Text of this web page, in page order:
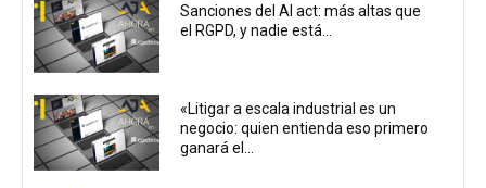
Sanciones del AI act: más altas que
el RGPD, y nadie está...
«Litigar a escala industrial es un
negocio: quien entienda eso primero
ganará el...